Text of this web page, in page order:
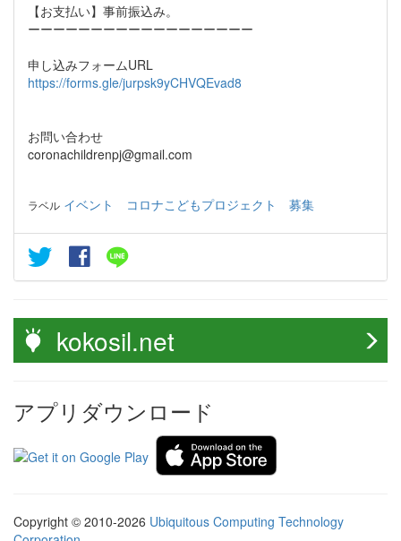
【お支払い】事前振込み。
ーーーーーーーーーーーーーーーーーー
申し込みフォームURL
https://forms.gle/jurpsk9yCHVQEvad8
お問い合わせ
coronachildrenpj@gmail.com
ラベル イベント コロナこどもプロジェクト 募集
kokosil.net
アプリダウンロード
Copyright © 2010-2026 Ubiquitous Computing Technology